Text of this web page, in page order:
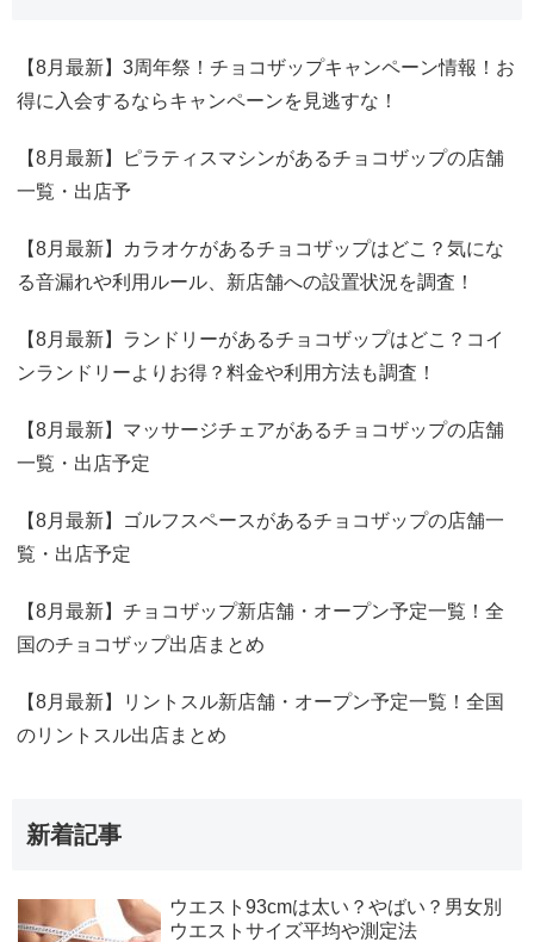
【8月最新】3周年祭！チョコザップキャンペーン情報！お
得に入会するならキャンペーンを見逃すな！
【8月最新】ピラティスマシンがあるチョコザップの店舗
一覧・出店予
【8月最新】カラオケがあるチョコザップはどこ？気にな
る音漏れや利用ルール、新店舗への設置状況を調査！
【8月最新】ランドリーがあるチョコザップはどこ？コイ
ンランドリーよりお得？料金や利用方法も調査！
【8月最新】マッサージチェアがあるチョコザップの店舗
一覧・出店予定
【8月最新】ゴルフスペースがあるチョコザップの店舗一
覧・出店予定
【8月最新】チョコザップ新店舗・オープン予定一覧！全
国のチョコザップ出店まとめ
【8月最新】リントスル新店舗・オープン予定一覧！全国
のリントスル出店まとめ
新着記事
ウエスト93cmは太い？やばい？男女別
ウエストサイズ平均や測定法